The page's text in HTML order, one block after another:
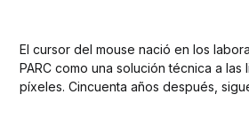
El cursor del mouse nació en los
PARC como una solución técnica a las
píxeles. Cincuenta años después,